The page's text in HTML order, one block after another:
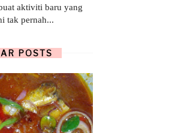
aktiviti baru yang
tak pernah...
POSTS